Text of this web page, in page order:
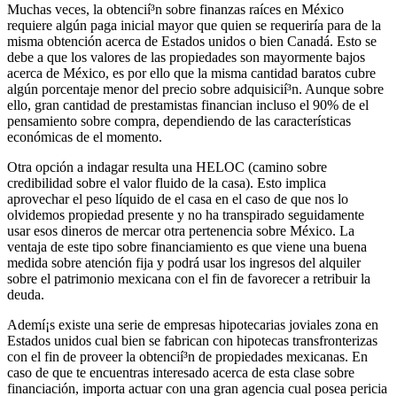
Muchas veces, la obtencií³n sobre finanzas raíces en México
requiere algún paga inicial mayor que quien se requeriría para de la
misma obtención acerca de Estados unidos o bien Canadá. Esto se
debe a que los valores de las propiedades son mayormente bajos
acerca de México, es por ello que la misma cantidad baratos cubre
algún porcentaje menor del precio sobre adquisicií³n. Aunque sobre
ello, gran cantidad de prestamistas financian incluso el 90% de el
pensamiento sobre compra, dependiendo de las características
económicas de el momento.
Otra opción a indagar resulta una HELOC (camino sobre
credibilidad sobre el valor fluido de la casa). Esto implica
aprovechar el peso líquido de el casa en el caso de que nos lo
olvidemos propiedad presente y no ha transpirado seguidamente
usar esos dineros de mercar otra pertenencia sobre México. La
ventaja de este tipo sobre financiamiento es que viene una buena
medida sobre atención fija y podrá usar los ingresos del alquiler
sobre el patrimonio mexicana con el fin de favorecer a retribuir la
deuda.
Ademí¡s existe una serie de empresas hipotecarias joviales zona en
Estados unidos cual bien se fabrican con hipotecas transfronterizas
con el fin de proveer la obtencií³n de propiedades mexicanas. En
caso de que te encuentras interesado acerca de esta clase sobre
financiación, importa actuar con una gran agencia cual posea pericia